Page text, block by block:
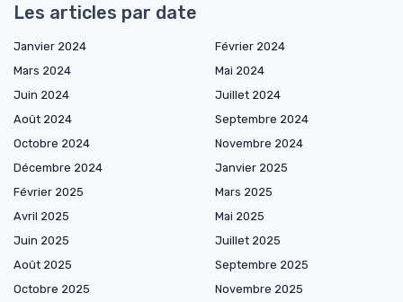
Les articles par date
Janvier 2024
Février 2024
Mars 2024
Mai 2024
Juin 2024
Juillet 2024
Août 2024
Septembre 2024
Octobre 2024
Novembre 2024
Décembre 2024
Janvier 2025
Février 2025
Mars 2025
Avril 2025
Mai 2025
Juin 2025
Juillet 2025
Août 2025
Septembre 2025
Octobre 2025
Novembre 2025